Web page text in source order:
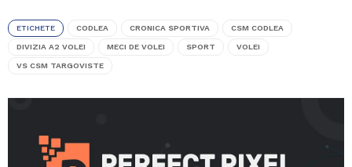
ETICHETE CODLEA CRONICA SPORTIVA CSM CODLEA
DIVIZIA A2 VOLEI MECI DE VOLEI SPORT VOLEI
VS CSM TARGOVISTE